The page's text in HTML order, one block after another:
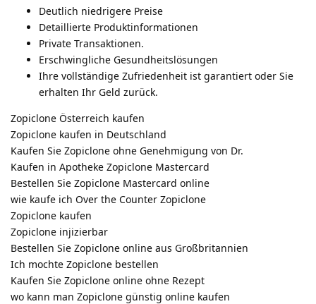
Deutlich niedrigere Preise
Detaillierte Produktinformationen
Private Transaktionen.
Erschwingliche Gesundheitslösungen
Ihre vollständige Zufriedenheit ist garantiert oder Sie
erhalten Ihr Geld zurück.
Zopiclone Österreich kaufen
Zopiclone kaufen in Deutschland
Kaufen Sie Zopiclone ohne Genehmigung von Dr.
Kaufen in Apotheke Zopiclone Mastercard
Bestellen Sie Zopiclone Mastercard online
wie kaufe ich Over the Counter Zopiclone
Zopiclone kaufen
Zopiclone injizierbar
Bestellen Sie Zopiclone online aus Großbritannien
Ich mochte Zopiclone bestellen
Kaufen Sie Zopiclone online ohne Rezept
wo kann man Zopiclone günstig online kaufen